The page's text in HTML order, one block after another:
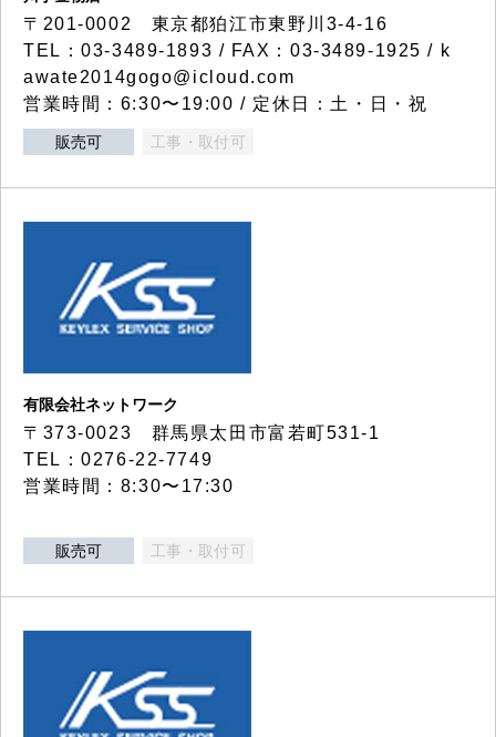
〒201-0002 東京都狛江市東野川3-4-16
TEL：03-3489-1893 / FAX：03-3489-1925 / k
awate2014gogo@icloud.com
営業時間：6:30〜19:00 / 定休日：土・日・祝
販売可 工事・取付可
有限会社ネットワーク
〒373-0023 群馬県太田市富若町531-1
TEL：0276-22-7749
営業時間：8:30〜17:30
販売可 工事・取付可